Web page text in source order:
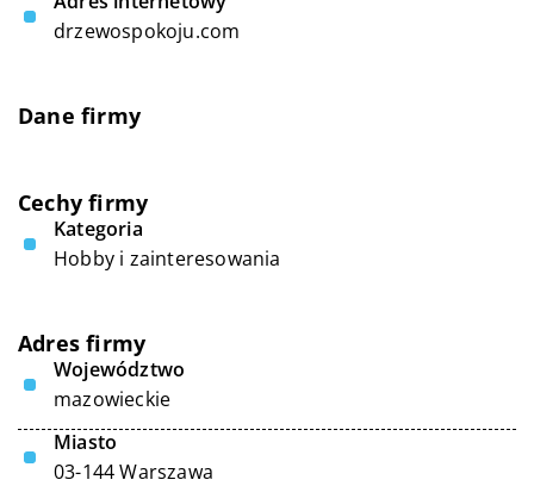
drzewospokoju.com
Dane firmy
Cechy firmy
Kategoria
Hobby i zainteresowania
Adres firmy
Województwo
mazowieckie
Miasto
03-144 Warszawa